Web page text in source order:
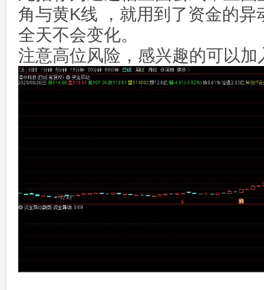
角与黄K线 ，就用到了资金的异
全天不会变化。
注意高位风险，感兴趣的可以